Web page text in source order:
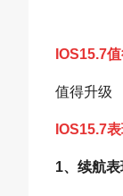
IOS15.7
值得升级
IOS15.7
1、续航表